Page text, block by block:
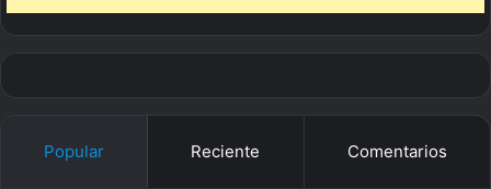
Popular Reciente Comentarios